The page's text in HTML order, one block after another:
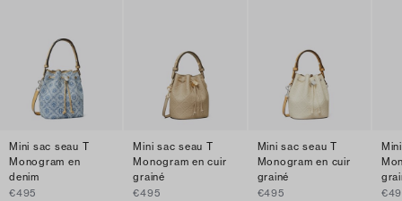
Mini sac seau T
Monogram en
denim
€495
Mini sac seau T
Monogram en cuir
grainé
€495
Mini sac seau T
Monogram en cuir
grainé
€495